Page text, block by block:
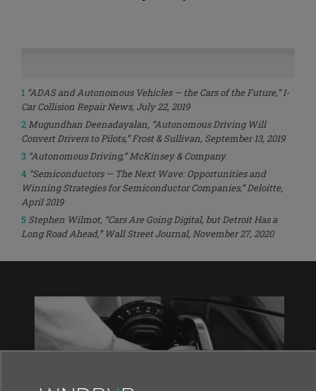
1 “ADAS and Autonomous Vehicles — the Cars of the Future,” I-
Car Collision Repair News, July 22, 2019
2 Mugundhan Deenadayalan, “Autonomous Driving Will
Convert Drivers to Pilots,” Frost & Sullivan, September 13, 2019
3 “Autonomous Driving,” McKinsey & Company
4 “Semiconductors — The Next Wave: Opportunities and
Winning Strategies for Semiconductor Companies,” Deloitte,
April 2019
5 Stephen Wilmot, “Cars Are Going Digital, but Detroit Has a
Long Road Ahead,” Wall Street Journal, November 27, 2020